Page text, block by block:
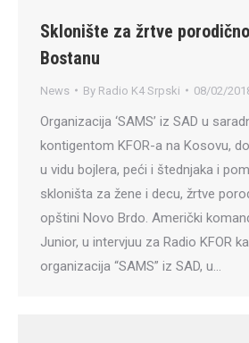
Sklonište za žrtve
Bostanu
News By Radio K4 Srpski 08/02/
Organizacija ‘SAMS’ iz SAD u
kontigentom KFOR-a na Kosovu,
u vidu bojlera, peći i štednjaka i
skloništa za žene i decu, žrtve
opštini Novo Brdo. Američki
Junior, u intervjuu za Radio KFOR
organizacija “SAMS” iz SAD, u…